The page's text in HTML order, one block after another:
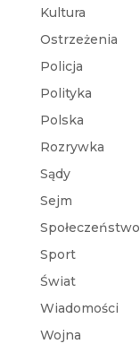
Kultura
Ostrzeżenia
Policja
Polityka
Polska
Rozrywka
Sądy
Sejm
Społeczeństwo
Sport
Świat
Wiadomości
Wojna